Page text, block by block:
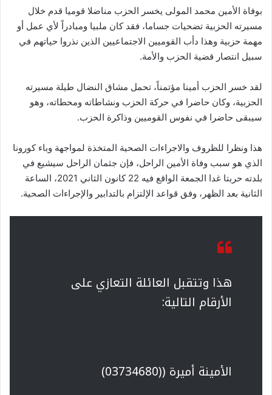
بوفاة الأمين محمد المولى يخسر الحزب مناضلا قوميا قدم خلال
مسيرته الحزبية تضحيات جساما، فقد كان ملبيا ومبادراً لأي عمل أو
مهمة حزبية وهذا دأب القوميين الاجتماعيين الذين نذروا حياتهم في
سبيل انتصار قضية الحزب والأمة.
لقد خسر الحزب أمينا مؤتمناً، تحمل مشاق النضال طيلة مسيرته
الحزبية، وكان حاضرا في حركة الحزب ونشاطاته ومحطاته، وهو
سيبقى حاضرا في نفوس القوميين وذاكرة الحزب.
هذا ونظرا للظروف والاجراءات الصحية المتخذة لمواجهة وباء كورونا
الذي هو سبب وفاة الأمين الراحل، فإن جثمان الراحل سيشيع في
بلدته حربتا غدا الجمعة الواقع فيه 22 كانون الثاني 2021، الساعة
الثانية بعد الظهر، وفق قواعد الإلتزام بالتدابير والإجراءات الصحية.
هذا وتتقبل العائلة التعازي على
الأرقام التالية:
الأمينة أميرة ((03734680)